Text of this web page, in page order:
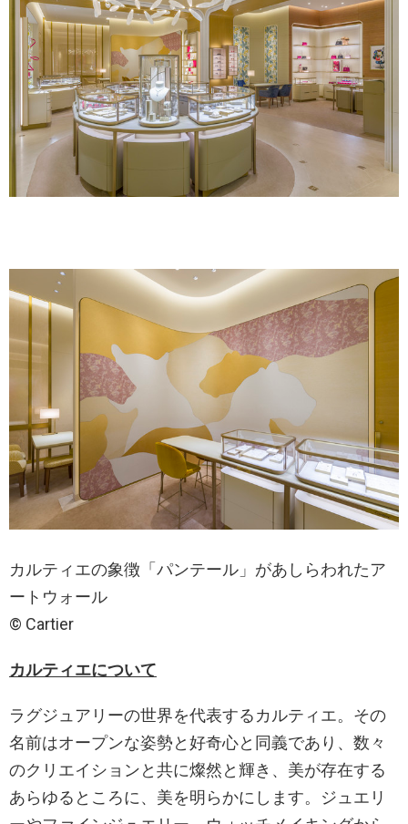
カルティエの象徴「パンテール」があしらわれたア
ートウォール
© Cartier
カルティエについて
ラグジュアリーの世界を代表するカルティエ。その
名前はオープンな姿勢と好奇心と同義であり、数々
のクリエイションと共に燦然と輝き、美が存在する
あらゆるところに、美を明らかにします。ジュエリ